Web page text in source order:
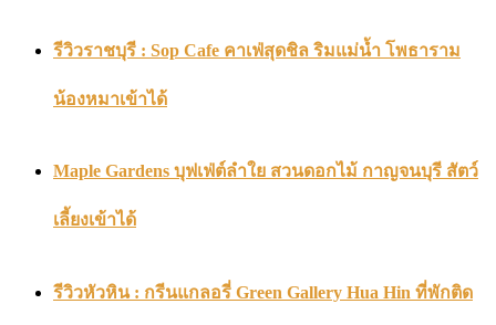
รีวิวราชบุรี : Sop Cafe คาเฟ่สุดชิล ริมแม่น้ำ โพธาราม
น้องหมาเข้าได้
Maple Gardens บุฟเฟ่ต์ลำใย สวนดอกไม้ กาญจนบุรี สัตว์
เลี้ยงเข้าได้
รีวิวหัวหิน : กรีนแกลอรี่ Green Gallery Hua Hin ที่พักติด